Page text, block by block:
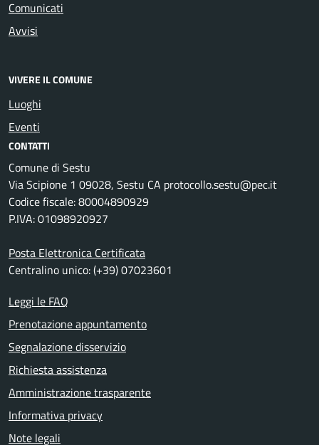
Comunicati
Avvisi
VIVERE IL COMUNE
Luoghi
Eventi
CONTATTI
Comune di Sestu
Via Scipione 1 09028, Sestu CA protocollo.sestu@pec.it
Codice fiscale: 80004890929
P.IVA: 01098920927
Posta Elettronica Certificata
Centralino unico: (+39) 07023601
Leggi le FAQ
Prenotazione appuntamento
Segnalazione disservizio
Richiesta assistenza
Amministrazione trasparente
Informativa privacy
Note legali